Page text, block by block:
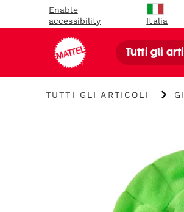
Enable
accessibility
Italia
Tutti gli
"Tutti
TUTTI GLI ARTICOLI
"